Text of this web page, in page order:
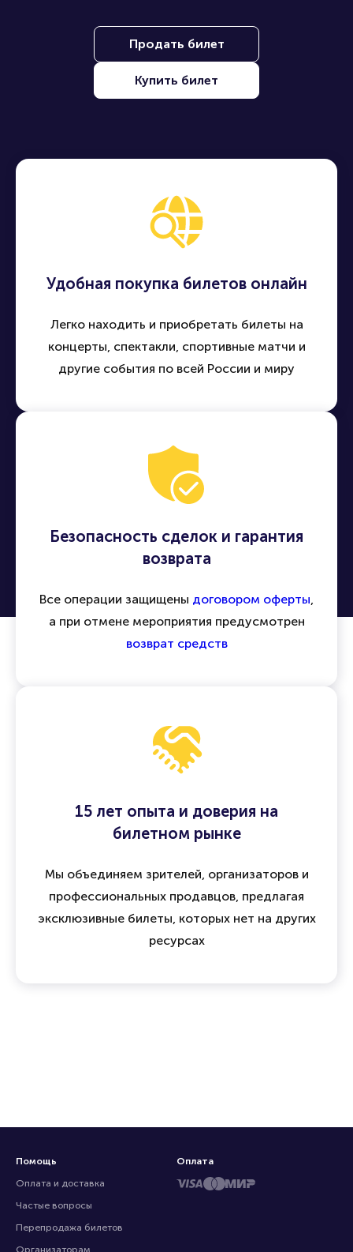
Продать билет
Купить билет
Удобная покупка билетов онлайн
Легко находить и приобретать билеты на
концерты, спектакли, спортивные матчи и
другие события по всей России и миру
Безопасность сделок и гарантия
возврата
Все операции защищены договором оферты
а при отмене мероприятия предусмотрен
возврат средств
15 лет опыта и доверия на
билетном рынке
Мы объединяем зрителей, организаторов и
профессиональных продавцов, предлагая
эксклюзивные билеты, которых нет на других
ресурсах
Помощь
Оплата и доставка
Частые вопросы
Перепродажа билетов
Организаторам
Оплата